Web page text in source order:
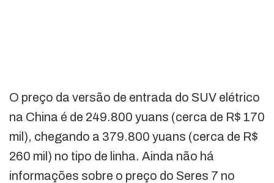
O preço da versão de entrada do SUV elétrico
na China é de 249.800 yuans (cerca de R$ 170
mil), chegando a 379.800 yuans (cerca de R$
260 mil) no tipo de linha. Ainda não há
informações sobre o preço do Seres 7 no